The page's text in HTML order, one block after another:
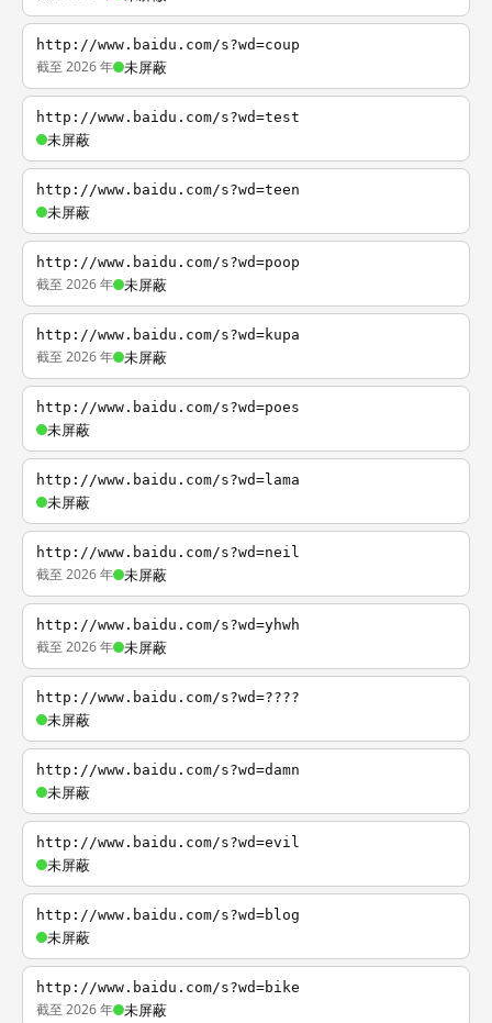
http://www.baidu.com/s?wd=coup
截至 2026 年 未屏蔽
http://www.baidu.com/s?wd=test
未屏蔽
http://www.baidu.com/s?wd=teen
未屏蔽
http://www.baidu.com/s?wd=poop
截至 2026 年 未屏蔽
http://www.baidu.com/s?wd=kupa
截至 2026 年 未屏蔽
http://www.baidu.com/s?wd=poes
未屏蔽
http://www.baidu.com/s?wd=lama
未屏蔽
http://www.baidu.com/s?wd=neil
截至 2026 年 未屏蔽
http://www.baidu.com/s?wd=yhwh
截至 2026 年 未屏蔽
http://www.baidu.com/s?wd=????
未屏蔽
http://www.baidu.com/s?wd=damn
未屏蔽
http://www.baidu.com/s?wd=evil
未屏蔽
http://www.baidu.com/s?wd=blog
未屏蔽
http://www.baidu.com/s?wd=bike
截至 2026 年 未屏蔽